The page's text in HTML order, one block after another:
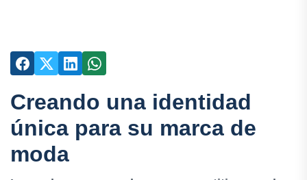
Creando una identidad
única para su marca de
moda